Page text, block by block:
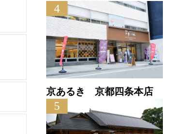
4
京あるき 京都四条本店
5